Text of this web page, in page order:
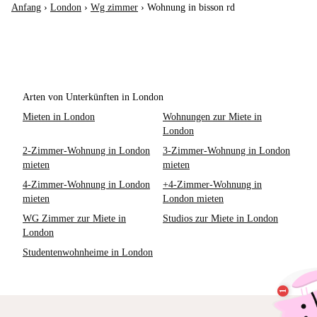
Anfang › London › Wg zimmer › Wohnung in bisson rd
Arten von Unterkünften in London
Mieten in London
Wohnungen zur Miete in
London
2-Zimmer-Wohnung in London
mieten
3-Zimmer-Wohnung in London
mieten
4-Zimmer-Wohnung in London
mieten
+4-Zimmer-Wohnung in
London mieten
WG Zimmer zur Miete in
London
Studios zur Miete in London
Studentenwohnheime in London